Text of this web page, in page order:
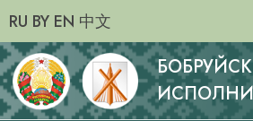
RU BY EN 中文